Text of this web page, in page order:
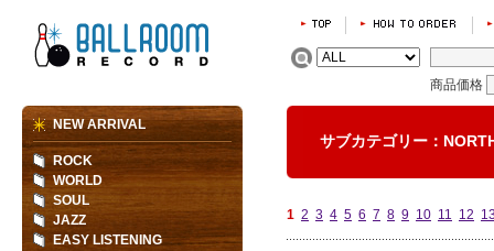
商品価格
サブカテゴリー：
1 2 3 4 5 6 7 8 9 10 11 12
NEW ARRIVAL
ROCK
WORLD
SOUL
JAZZ
EASY LISTENING